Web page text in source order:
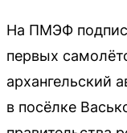
На ПМЭФ
первых
архангельский
в посёлке